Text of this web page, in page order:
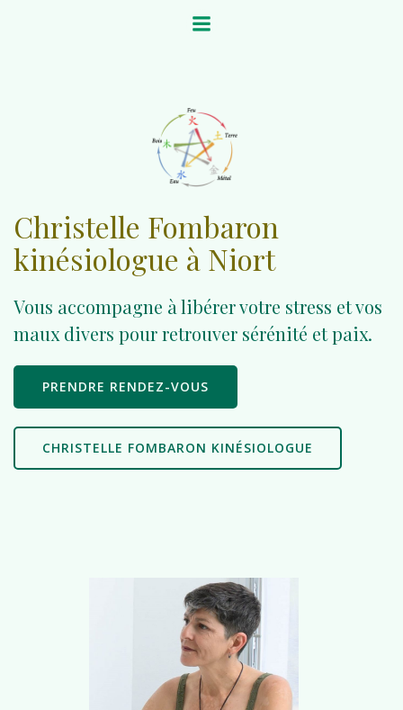
au
Christelle Fombaron
kinésiologue à Niort
Vous accompagne à libérer votre stress et vos
maux divers pour retrouver sérénité et paix.
PRENDRE RENDEZ-VOUS
CHRISTELLE FOMBARON KINÉSIOLOGUE